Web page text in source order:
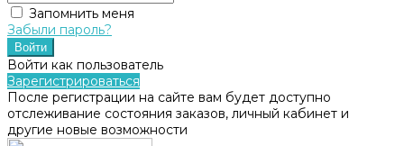
Запомнить меня
Забыли пароль?
Войти как пользователь
Зарегистрироваться
После регистрации на сайте вам будет доступно
отслеживание состояния заказов, личный кабинет и
другие новые возможности